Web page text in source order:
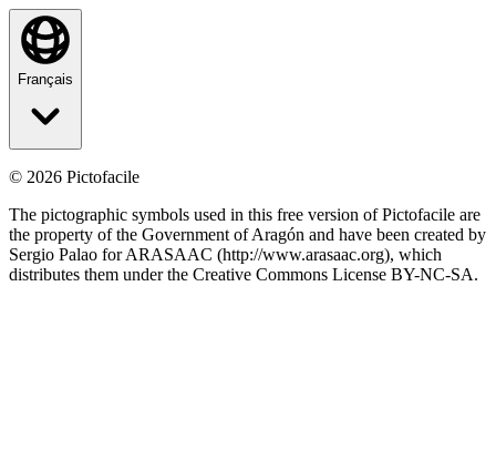
Français
© 2026 Pictofacile
The pictographic symbols used in this free version of Pictofacile are
the property of the Government of Aragón and have been created by
Sergio Palao for ARASAAC (http://www.arasaac.org), which
distributes them under the Creative Commons License BY-NC-SA.